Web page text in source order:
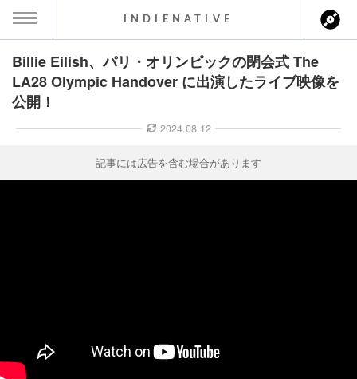
MENU
ス一覧
ト情報
INDIENATIVE
Billie Eilish、パリ・オリンピックの閉会式 The
LA28 Olympic Handover に出演したライブ映像を
公開！
2024.08.12
記事には広告を含む場合があります